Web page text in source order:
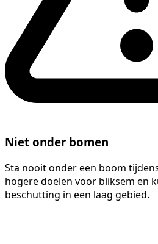
Niet onder bomen
Sta nooit onder een boom
hogere doelen voor bliksem en
beschutting in een laag gebied.